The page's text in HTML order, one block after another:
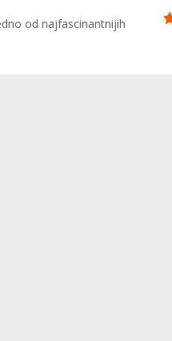
od najfascinantnijih